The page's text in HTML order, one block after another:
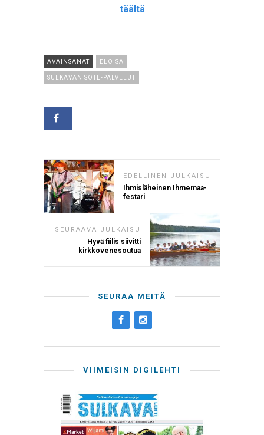
täältä
AVAINSANAT ELOISA
SULKAVAN SOTE-PALVELUT
EDELLINEN JULKAISU
Ihmisläheinen Ihmemaa-
festari
SEURAAVA JULKAISU
Hyvä fiilis siivitti
kirkkovenesoutua
SEURAA MEITÄ
VIIMEISIN DIGILEHTI